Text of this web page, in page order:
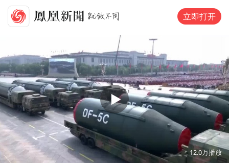
立即打开
00:00 02:07
12.0万播放